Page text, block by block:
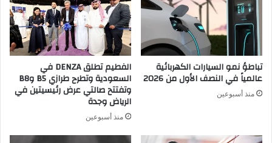
تباطؤ نمو السيارات الكهربائية
عالمياً في النصف الأول من 2026
منذ أسبوعين
الفطيم تطلق DENZA في
السعودية وتطرح طرازي B5 وB8
وتفتتح صالتي عرض رئيسيتين في
الرياض وجدة
منذ أسبوعين